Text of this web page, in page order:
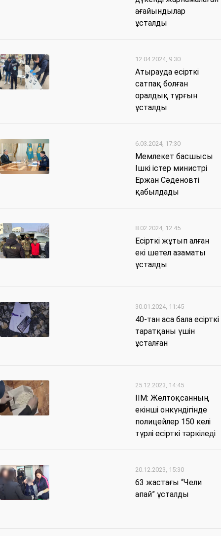
ағайындылар
ұсталды
12.04.2024, 9:30
Атырауда есірткі
сатпақ болған
оралдық тұрғын
ұсталды
6.03.2024, 17:30
Мемлекет басшысы
Ішкі істер министрі
Ержан Сәденовті
қабылдады
8.02.2024, 12:45
Есірткі жұтып алған
екі шетел азаматы
ұсталды
30.01.2024, 11:45
40-тан аса бала есірткі
таратқаны үшін
ұсталған
25.12.2023, 14:45
ІІМ: Желтоқсанның
екінші онкүндігінде
полицейлер 150 келі
түрлі есірткі тәркіледі
20.12.2023, 15:30
63 жастағы “Чели
апай” ұсталды